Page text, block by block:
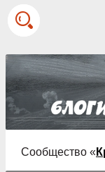
Сообщество «